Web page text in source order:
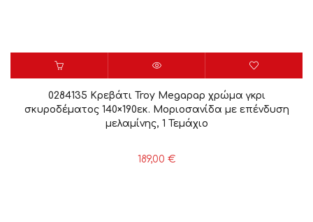
0284135 Κρεβάτι Troy Megapap χρώμα γκρι
σκυροδέματος 140×190εκ. Μοριοσανίδα με επένδυση
μελαμίνης, 1 Τεμάχιο
189,00 €